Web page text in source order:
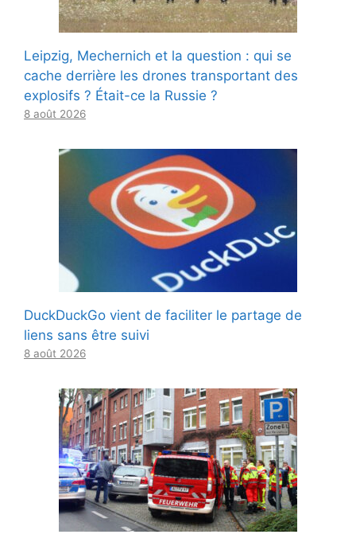
Leipzig, Mechernich et la question : qui se
cache derrière les drones transportant des
explosifs ? Était-ce la Russie ?
8 août 2026
DuckDuckGo vient de faciliter le partage de
liens sans être suivi
8 août 2026